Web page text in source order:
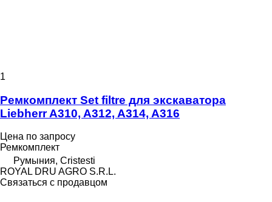
1
Ремкомплект Set filtre для экскаватора
Liebherr A310, A312, A314, A316
Цена по запросу
Ремкомплект
Румыния, Cristesti
ROYAL DRU AGRO S.R.L.
Связаться с продавцом